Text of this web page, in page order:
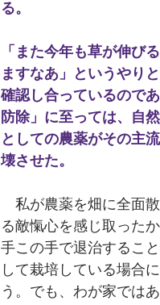
る。
「また今年も草が伸び
ますなあ」というやり
確認し合っているので
防除」に至っては、自
としての農薬がその主
壊させた。
私が農薬を畑に全面
る敵愾心を感じ取った
手この手で退治するこ
して栽培している場合
う。でも、わが家では